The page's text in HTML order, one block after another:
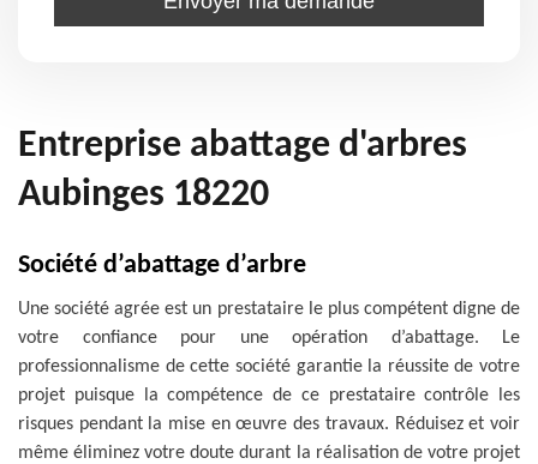
Entreprise abattage d'arbres
Aubinges 18220
Société d’abattage d’arbre
Une société agrée est un prestataire le plus compétent digne de
votre confiance pour une opération d’abattage. Le
professionnalisme de cette société garantie la réussite de votre
projet puisque la compétence de ce prestataire contrôle les
risques pendant la mise en œuvre des travaux. Réduisez et voir
même éliminez votre doute durant la réalisation de votre projet